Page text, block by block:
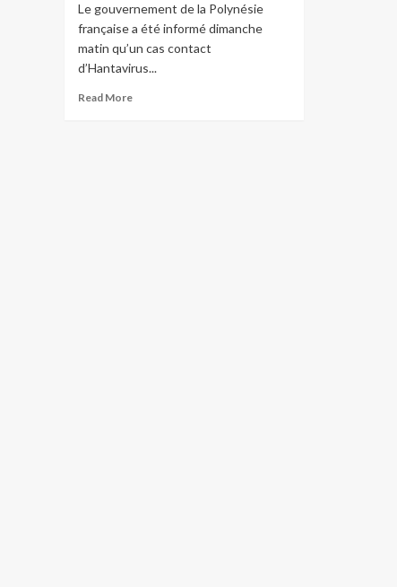
Le gouvernement de la Polynésie
française a été informé dimanche
matin qu’un cas contact
d’Hantavirus...
Read More